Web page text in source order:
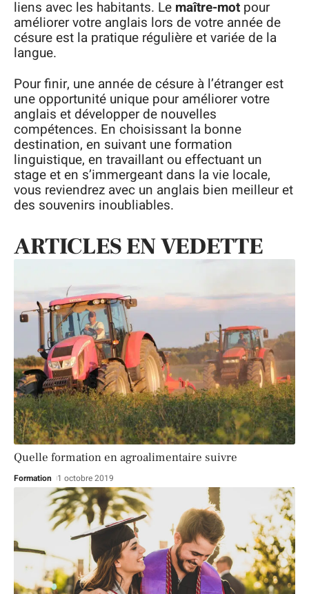
liens avec les habitants. Le maître-mot pour
améliorer votre anglais lors de votre année de
césure est la pratique régulière et variée de la
langue.
Pour finir, une année de césure à l’étranger est
une opportunité unique pour améliorer votre
anglais et développer de nouvelles
compétences. En choisissant la bonne
destination, en suivant une formation
linguistique, en travaillant ou effectuant un
stage et en s’immergeant dans la vie locale,
vous reviendrez avec un anglais bien meilleur et
des souvenirs inoubliables.
ARTICLES EN VEDETTE
Quelle formation en agroalimentaire suivre
Formation 1 octobre 2019